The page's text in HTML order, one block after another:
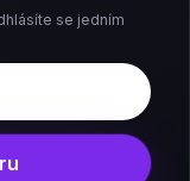
se jedním